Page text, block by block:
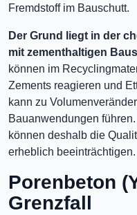
Fremdstoff im Bauschutt.
Der Grund liegt in der
mit zementhaltigen
können im
Zements reagieren und
kann zu
Bauanwendungen
können deshalb die
erheblich beeinträchtigen.
Porenbeton
Grenzfall